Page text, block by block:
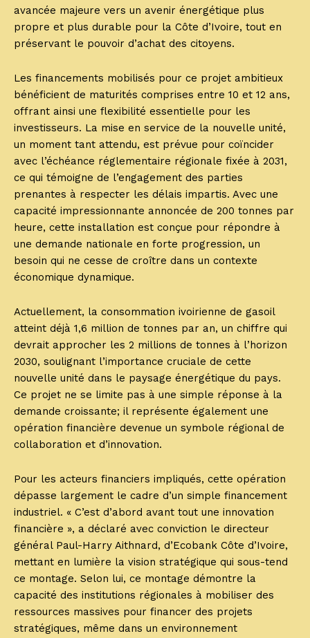
avancée majeure vers un avenir énergétique plus
propre et plus durable pour la Côte d’Ivoire, tout en
préservant le pouvoir d’achat des citoyens.
Les financements mobilisés pour ce projet ambitieux
bénéficient de maturités comprises entre 10 et 12 ans,
offrant ainsi une flexibilité essentielle pour les
investisseurs. La mise en service de la nouvelle unité,
un moment tant attendu, est prévue pour coïncider
avec l’échéance réglementaire régionale fixée à 2031,
ce qui témoigne de l’engagement des parties
prenantes à respecter les délais impartis. Avec une
capacité impressionnante annoncée de 200 tonnes par
heure, cette installation est conçue pour répondre à
une demande nationale en forte progression, un
besoin qui ne cesse de croître dans un contexte
économique dynamique.
Actuellement, la consommation ivoirienne de gasoil
atteint déjà 1,6 million de tonnes par an, un chiffre qui
devrait approcher les 2 millions de tonnes à l’horizon
2030, soulignant l’importance cruciale de cette
nouvelle unité dans le paysage énergétique du pays.
Ce projet ne se limite pas à une simple réponse à la
demande croissante; il représente également une
opération financière devenue un symbole régional de
collaboration et d’innovation.
Pour les acteurs financiers impliqués, cette opération
dépasse largement le cadre d’un simple financement
industriel. « C’est d’abord avant tout une innovation
financière », a déclaré avec conviction le directeur
général Paul-Harry Aithnard, d’Ecobank Côte d’Ivoire,
mettant en lumière la vision stratégique qui sous-tend
ce montage. Selon lui, ce montage démontre la
capacité des institutions régionales à mobiliser des
ressources massives pour financer des projets
stratégiques, même dans un environnement